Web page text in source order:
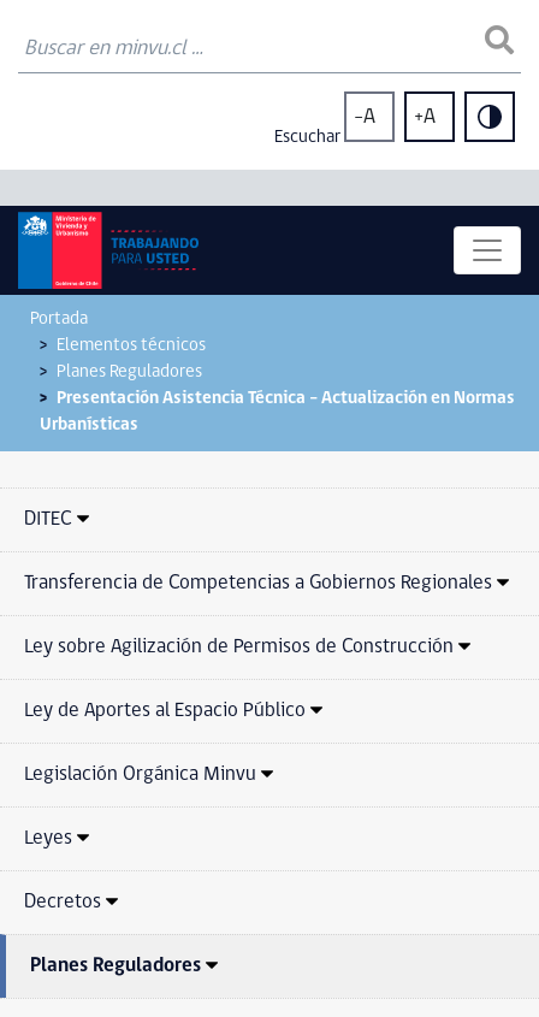
Escuchar
-A +A
Portada
Elementos técnicos
Planes Reguladores
Presentación Asistencia Técnica – Actualización en Normas
Urbanísticas
DITEC
Transferencia de Competencias a Gobiernos Regionales
Ley sobre Agilización de Permisos de Construcción
Ley de Aportes al Espacio Público
Legislación Orgánica Minvu
Leyes
Decretos
Planes Reguladores